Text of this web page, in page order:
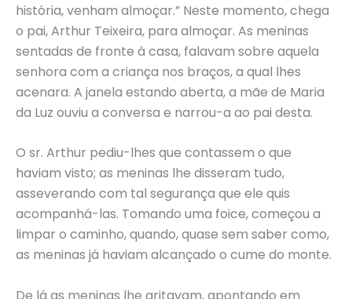
história, venham almoçar.” Neste momento, chega
o pai, Arthur Teixeira, para almoçar. As meninas
sentadas de fronte à casa, falavam sobre aquela
senhora com a criança nos braços, a qual lhes
acenara. A janela estando aberta, a mãe de Maria
da Luz ouviu a conversa e narrou-a ao pai desta.
O sr. Arthur pediu-lhes que contassem o que
haviam visto; as meninas lhe disseram tudo,
asseverando com tal segurança que ele quis
acompanhá-las. Tomando uma foice, começou a
limpar o caminho, quando, quase sem saber como,
as meninas já haviam alcançado o cume do monte.
De lá as meninas lhe gritavam, apontando em